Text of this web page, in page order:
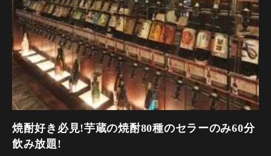
焼酎好き必見!芋蔵の焼酎80種のセラーのみ60分
飲み放題!